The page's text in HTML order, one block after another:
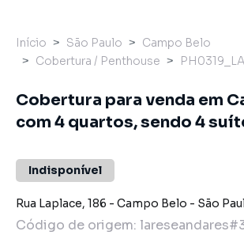
Início São Paulo
Campo Belo
Cobertura / Penthouse
Cobertura para venda em
com 4 quartos, sendo 4
Indisponível
Rua Laplace, 186 - Campo Belo - São
Código de origem: